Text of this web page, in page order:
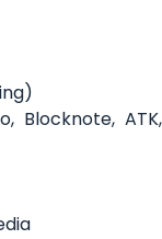
Blocknote, ATK,